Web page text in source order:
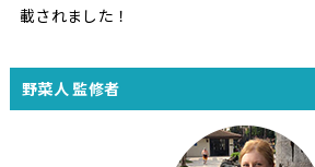
載されました！
野菜人 監修者